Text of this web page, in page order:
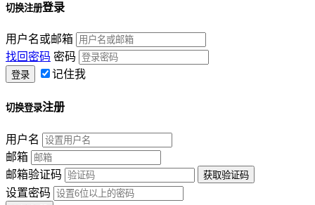
切换注册登录
用户名或邮箱
找回密码 密码
记住我
切换登录注册
用户名
邮箱
邮箱验证码
设置密码